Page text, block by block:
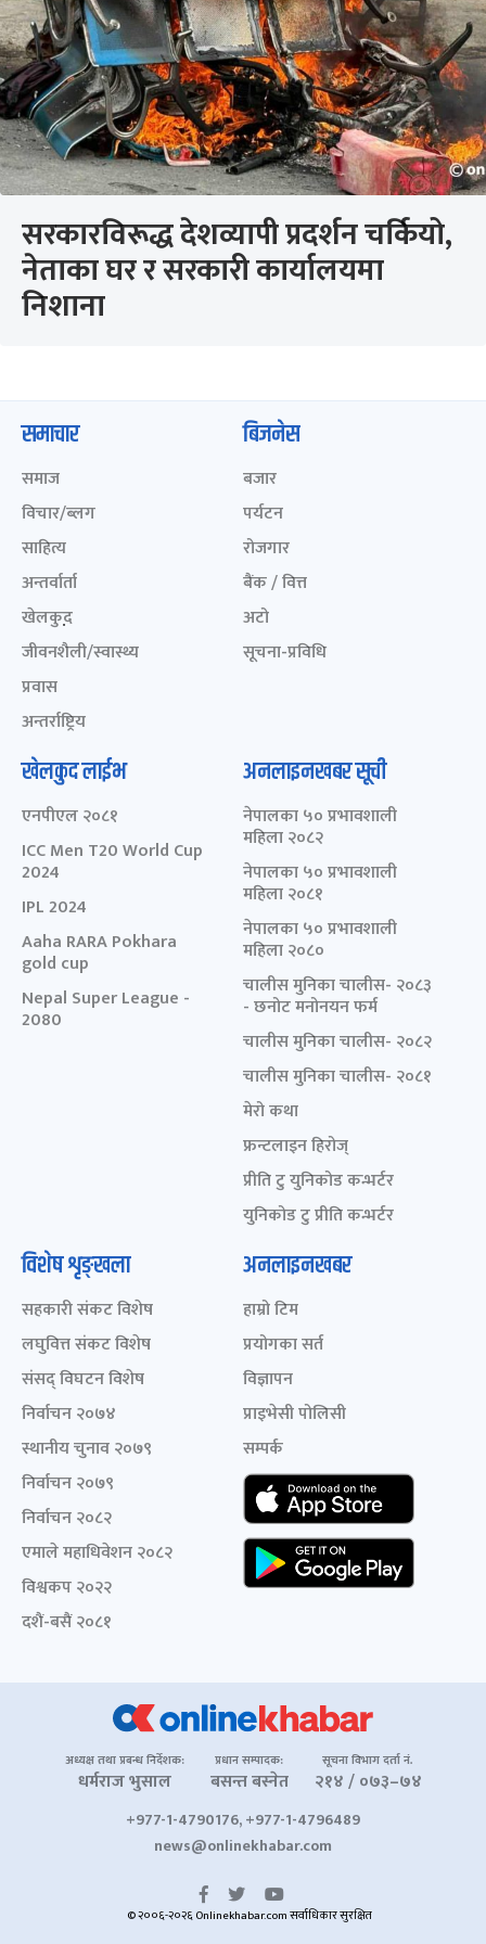
सरकारविरूद्ध देशव्यापी प्रदर्शन चर्कियो,
नेताका घर र सरकारी कार्यालयमा
निशा‍ना
समाचार
समाज
विचार/ब्लग
साहित्य
अन्तर्वार्ता
खेलकुद़़
जीवनशैली/स्वास्थ्य
प्रवास
अन्तर्राष्ट्रिय
बिजनेस
बजार
पर्यटन
रोजगार
बैंक / वित्त
अटो
सूचना-प्रविधि
खेलकुद लाईभ
एनपीएल २०८१
ICC Men T20 World Cup
2024
IPL 2024
Aaha RARA Pokhara
gold cup
Nepal Super League -
2080
अनलाइनखबर सूची
नेपालका ५० प्रभावशाली
महिला २०८२
नेपालका ५० प्रभावशाली
महिला २०८१
नेपालका ५० प्रभावशाली
महिला २०८०
चालीस मुनिका चालीस- २०८३
- छनोट मनोनयन फर्म
चालीस मुनिका चालीस- २०८२
चालीस मुनिका चालीस- २०८१
मेरो कथा
फ्रन्टलाइन हिरोज्
प्रीति टु युनिकोड कन्भर्टर
युनिकोड टु प्रीति कन्भर्टर
विशेष शृङ्खला
सहकारी संकट विशेष
लघुवित्त संकट विशेष
संसद् विघटन विशेष
निर्वाचन २०७४
स्थानीय चुनाव २०७९
निर्वाचन २०७९
निर्वाचन २०८२
एमाले महाधिवेशन २०८२
विश्वकप २०२२
दशैं-बसैं २०८१
अनलाइनखबर
हाम्रो टिम
प्रयोगका सर्त
विज्ञापन
प्राइभेसी पोलिसी
सम्पर्क
अध्यक्ष तथा प्रबन्ध निर्देशक:
धर्मराज भुसाल
प्रधान सम्पादक:
बसन्त बस्नेत
सूचना विभाग दर्ता नं.
२१४ / ०७३–७४
+977-1-4790176, +977-1-4796489
news@onlinekhabar.com
© २००६-२०२६ Onlinekhabar.com सर्वाधिकार सुरक्षित